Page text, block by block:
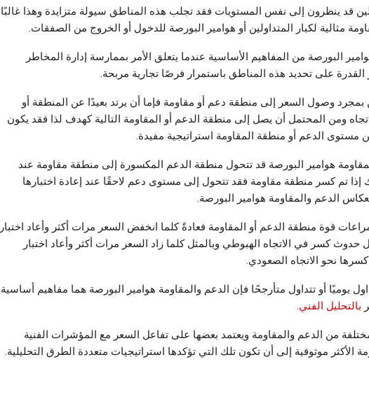
قد ينظرون إلى نفس المستويات فقد تجلب هذه المناطق سيولة متزايدة وهذا غالبًا
مثالية لكبار المتداولين أو هوامير البورصة للدخول أو الخروج من الصفقات.
البورصة من المفاهيم الأساسية عندما يتعلق الأمر بممارسة إدارة المخاطر
على تحديد هذه المناطق باستمرار فرصًا تجارية مربحة.
وصول السعر إلى منطقة دعم أو مقاومة فإما أن يرتد بعيدًا عن المنطقة أو
ومن المحتمل أن يصل إلى منطقة الدعم أو المقاومة التالية كهدف لذا فقد يكون
الدعم أو منطقة المقاومة استراتيجية مفيدة.
هوامير البورصة قد تتحول منطقة الدعم المكسورة إلى منطقة مقاومة عند
تم كسر منطقة مقاومة فقد تتحول إلى مستوى دعم لاحقًا عند إعادة اختبارها
الدعم والمقاومة هوامير البورصة.
قوة منطقة الدعم أو المقاومة فعادةً كلما انخفض السعر مرات أكثر وأعاد اختبار
حدوث كسر في الاتجاه الهبوطي وبالمثل كلما زاد السعر مرات أكثر وأعاد اختبار
نحو الاتجاه الصعودي.
يوميًا أو تتداول متأرجحًا فإن الدعم والمقاومة هوامير البورصة هما مفاهيم أساسية
بالتحليل الفني
من الدعم والمقاومة ويعتمد بعضها على تفاعل السعر مع المؤشرات الفنية
الأكثر موثوقية إلى أن تكون تلك التي تؤكدها استراتيجيات متعددة الطرق التحليلية.